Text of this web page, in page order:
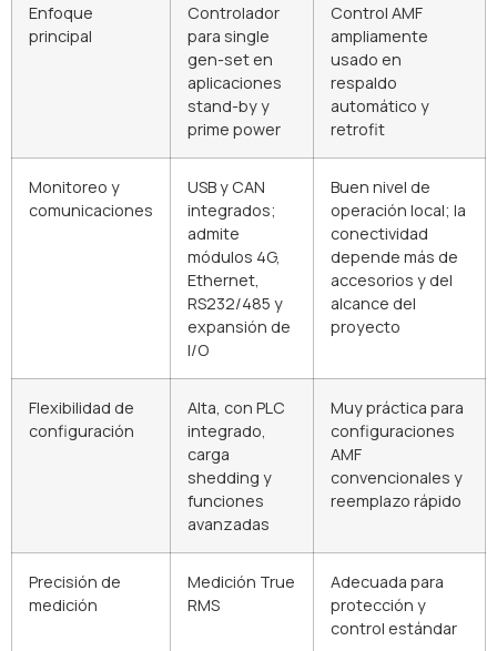
Enfoque
principal
Controlador
para single
gen-set en
aplicaciones
stand-by y
prime power
Control AMF
ampliamente
usado en
respaldo
automático y
retrofit
Monitoreo y
comunicaciones
USB y CAN
integrados;
admite
módulos 4G,
Ethernet,
RS232/485 y
expansión de
I/O
Buen nivel de
operación local; la
conectividad
depende más de
accesorios y del
alcance del
proyecto
Flexibilidad de
configuración
Alta, con PLC
integrado,
carga
shedding y
funciones
avanzadas
Muy práctica para
configuraciones
AMF
convencionales y
reemplazo rápido
Precisión de
medición
Medición True
RMS
Adecuada para
protección y
control estándar